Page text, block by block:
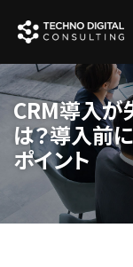
CRM導入が
は？導入前
ポイント